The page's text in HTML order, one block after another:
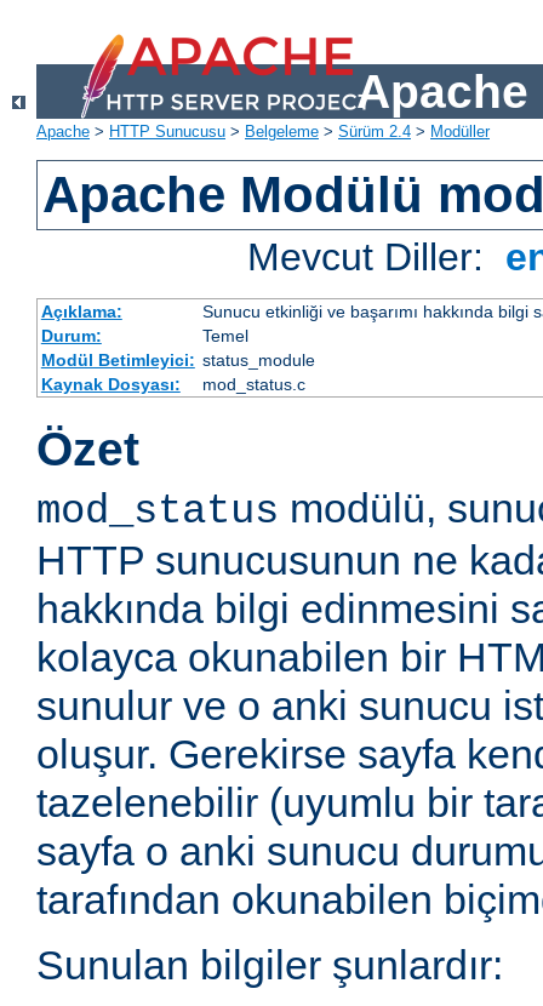
Apache
Apache > HTTP Sunucusu > Belgeleme > Sürüm 2.4 > Modüller
Apache Modülü
Mevcut Diller:
Açıklama:
Sunucu etkinliği ve başarımı hakkında bilgi
Durum:
Temel
Modül Betimleyici: status_module
Kaynak Dosyası:
mod_status.c
Özet
mod_status modülü,
HTTP sunucusunun ne
hakkında bilgi edinmesini
kolayca okunabilen bir
sunulur ve o anki sunucu
oluşur. Gerekirse sayfa
tazelenebilir (uyumlu bir
sayfa o anki sunucu
tarafından okunabilen
Sunulan bilgiler şunlardır: